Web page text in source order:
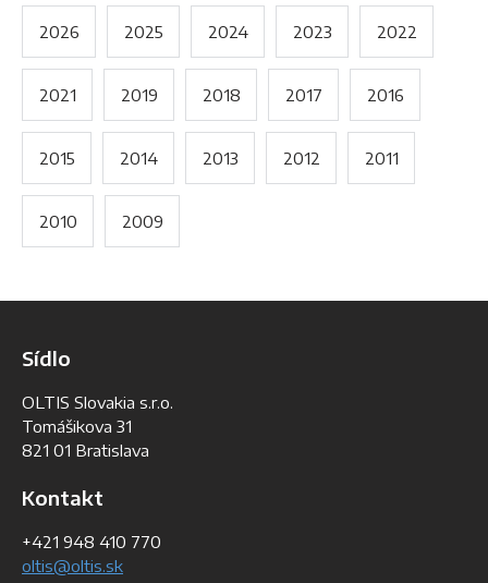
2026 2025 2024 2023 2022
2021 2019 2018 2017 2016
2015 2014 2013 2012 2011
2010 2009
Sídlo
OLTIS Slovakia s.r.o.
Tomášikova 31
821 01 Bratislava
Kontakt
+421 948 410 770
oltis@oltis.sk